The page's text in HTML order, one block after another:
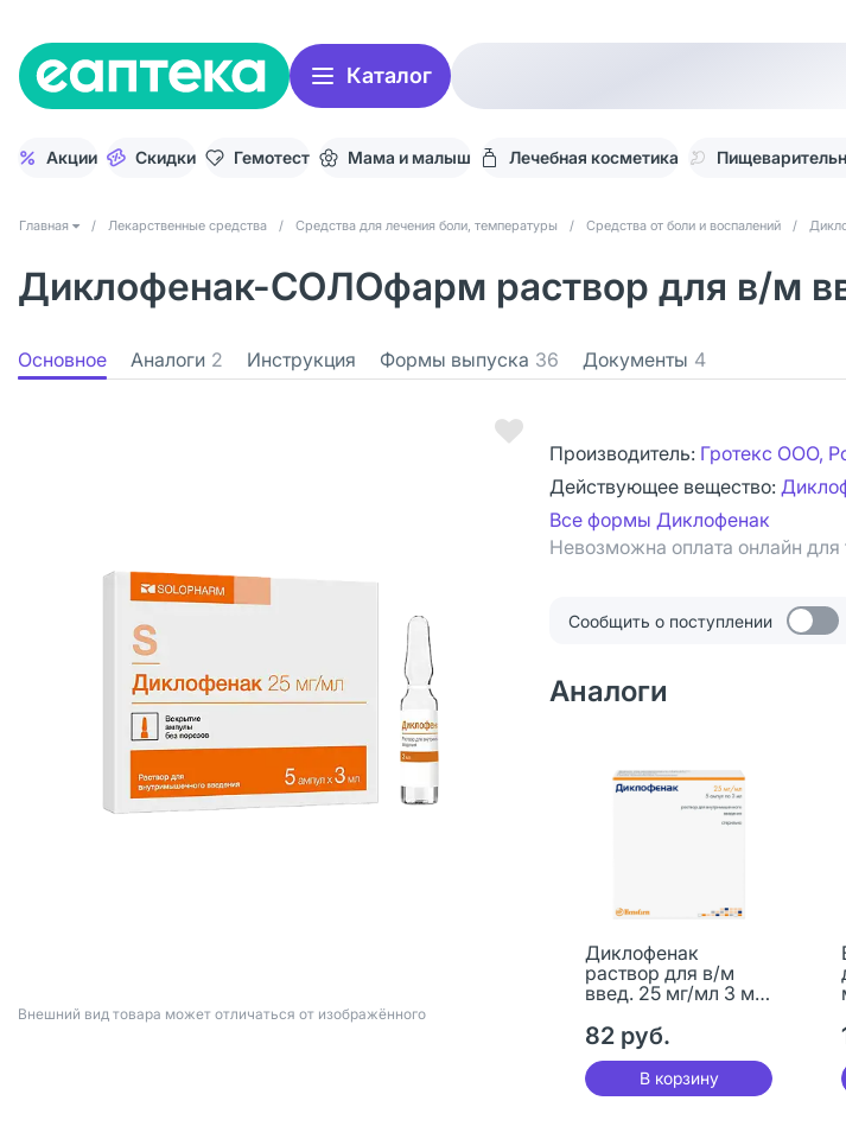
Каталог
Акции Скидки Гемотест Мама и малыш Лечебная косметика
Главная / Лекарственные средства / Средства для лечения боли, температуры / Средства от боли и воспалений /
Диклофенак-СОЛОфарм раствор для в/м
Основное Аналоги 2 Инструкция Формы выпуска 36 Документы 4
Bнешний вид товара может отличаться от изображённого
Производитель: Гротекс ООО,
Действующее вещество:
Все формы Диклофенак
Невозможна оплата онлайн для
Сообщить о поступлении
Аналоги
Диклофенак
раствор для в/м
введ. 25 мг/мл 3 мл
82 руб.
В корзину